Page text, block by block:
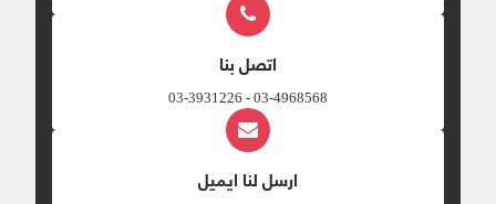
اتصل بنا
03-4968568 - 03-3931226
ارسل لنا ايميل